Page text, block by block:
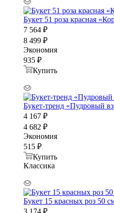
Букет 51 роза красная
7 564 ₽
8 499 ₽
Экономия
935 ₽
Купить
Букет-тренд «Пудровый
4 167 ₽
4 682 ₽
Экономия
515 ₽
Купить
Классика
Букет 15 красных роз 50
3 174 ₽